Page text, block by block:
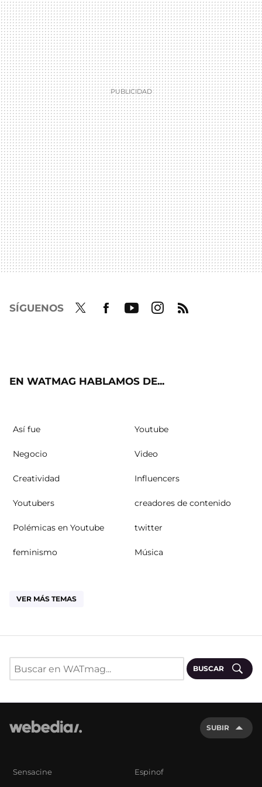
SÍGUENOS
EN WATMAG HABLAMOS DE...
Así fue Youtube
Negocio Video
Creatividad Influencers
Youtubers creadores de contenido
Polémicas en Youtube twitter
feminismo Música
VER MÁS TEMAS
BUSCAR
SUBIR
Sensacine Espinof